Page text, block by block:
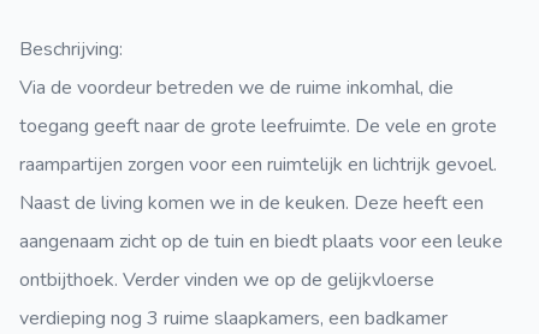
Beschrijving:
Via de voordeur betreden we de ruime inkomhal, die
toegang geeft naar de grote leefruimte. De vele en grote
raampartijen zorgen voor een ruimtelijk en lichtrijk gevoel.
Naast de living komen we in de keuken. Deze heeft een
aangenaam zicht op de tuin en biedt plaats voor een leuke
ontbijthoek. Verder vinden we op de gelijkvloerse
verdieping nog 3 ruime slaapkamers, een badkamer